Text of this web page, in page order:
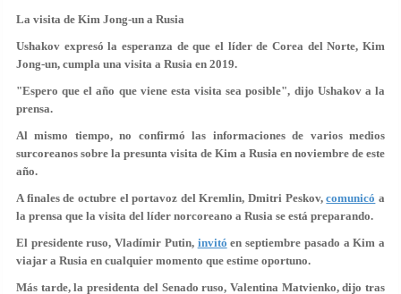
La visita de Kim Jong-un a Rusia
Ushakov expresó la esperanza de que el líder de Corea del Norte, Kim
Jong-un, cumpla una visita a Rusia en 2019.
"Espero que el año que viene esta visita sea posible", dijo Ushakov a la
prensa.
Al mismo tiempo, no confirmó las informaciones de varios medios
surcoreanos sobre la presunta visita de Kim a Rusia en noviembre de este
año.
A finales de octubre el portavoz del Kremlin, Dmitri Peskov,comunicó a
la prensa que la visita del líder norcoreano a Rusia se está preparando.
El presidente ruso, Vladímir Putin, invitó en septiembre pasado a Kim a
viajar a Rusia en cualquier momento que estime oportuno.
Más tarde, la presidenta del Senado ruso, Valentina Matvienko, dijo tras